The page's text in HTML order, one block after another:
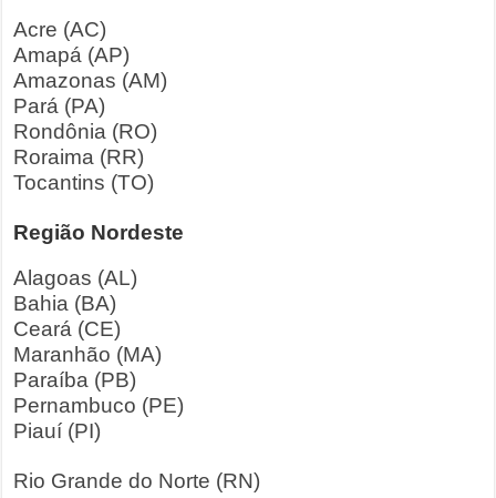
Acre (AC)
Amapá (AP)
Amazonas (AM)
Pará (PA)
Rondônia (RO)
Roraima (RR)
Tocantins (TO)
Região Nordeste
Alagoas (AL)
Bahia (BA)
Ceará (CE)
Maranhão (MA)
Paraíba (PB)
Pernambuco (PE)
Piauí (PI)
Rio Grande do Norte (RN)